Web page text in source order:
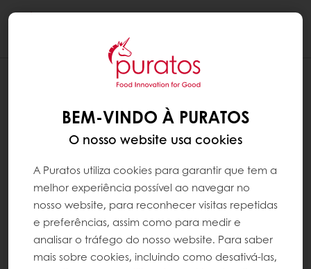
BEM-VINDO À PURATOS
O nosso website usa cookies
A Puratos utiliza cookies para garantir que tem a
melhor experiência possível ao navegar no
nosso website, para reconhecer visitas repetidas
e preferências, assim como para medir e
analisar o tráfego do nosso website. Para saber
mais sobre cookies, incluindo como desativá-las,